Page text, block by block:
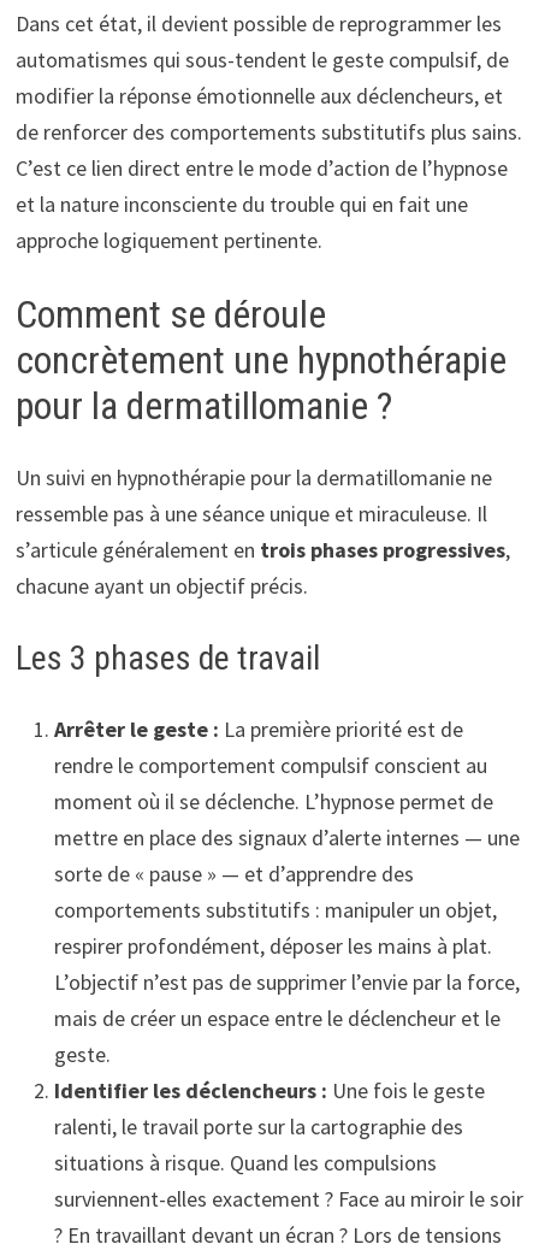
Dans cet état, il devient possible de reprogrammer les
automatismes qui sous-tendent le geste compulsif, de
modifier la réponse émotionnelle aux déclencheurs, et
de renforcer des comportements substitutifs plus sains.
C’est ce lien direct entre le mode d’action de l’hypnose
et la nature inconsciente du trouble qui en fait une
approche logiquement pertinente.
Comment se déroule
concrètement une hypnothérapie
pour la dermatillomanie ?
Un suivi en hypnothérapie pour la dermatillomanie ne
ressemble pas à une séance unique et miraculeuse. Il
s’articule généralement en trois phases progressives,
chacune ayant un objectif précis.
Les 3 phases de travail
Arrêter le geste : La première priorité est de
rendre le comportement compulsif conscient au
moment où il se déclenche. L’hypnose permet de
mettre en place des signaux d’alerte internes — une
sorte de « pause » — et d’apprendre des
comportements substitutifs : manipuler un objet,
respirer profondément, déposer les mains à plat.
L’objectif n’est pas de supprimer l’envie par la force,
mais de créer un espace entre le déclencheur et le
geste.
Identifier les déclencheurs : Une fois le geste
ralenti, le travail porte sur la cartographie des
situations à risque. Quand les compulsions
surviennent-elles exactement ? Face au miroir le soir
? En travaillant devant un écran ? Lors de tensions